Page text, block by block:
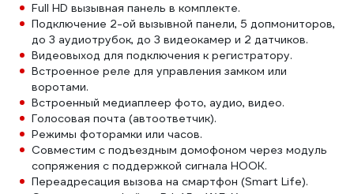
Full HD вызывная панель в комплекте.
Подключение 2-ой вызывной панели, 5 допмониторов,
до 3 аудиотрубок, до 3 видеокамер и 2 датчиков.
Видеовыход для подключения к регистратору.
Встроенное реле для управления замком или
воротами.
Встроенный медиаплеер фото, аудио, видео.
Голосовая почта (автоответчик).
Режимы фоторамки или часов.
Совместим с подъездным домофоном через модуль
сопряжения с поддержкой сигнала HOOK.
Переадресация вызова на смартфон (Smart Life).